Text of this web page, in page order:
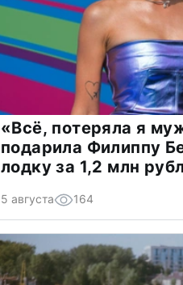
«Всё, потеряла я
подарила Филиппу
лодку за 1,2 млн
5 августа 164